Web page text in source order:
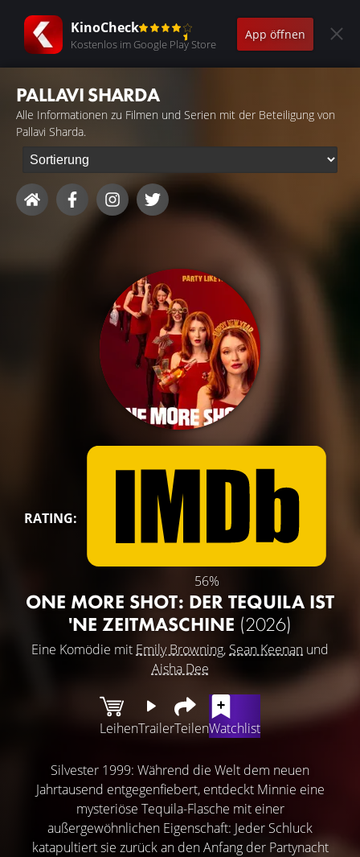
KinoCheck
Kostenlos im Google Play Store
App öffnen
PALLAVI SHARDA
Alle Informationen zu Filmen und Serien mit der Beteiligung von
Pallavi Sharda.
RATING:
56%
ONE MORE SHOT: DER TEQUILA IST
'NE ZEITMASCHINE (2026)
Eine Komödie mit Emily Browning, Sean Keenan und
Aisha Dee
LeihenTrailerTeilenWatchlist
Silvester 1999: Während die Welt dem neuen
Jahrtausend entgegenfiebert, entdeckt Minnie eine
mysteriöse Tequila-Flasche mit einer
außergewöhnlichen Eigenschaft: Jeder Schluck
katapultiert sie zurück an den Anfang der Partynacht